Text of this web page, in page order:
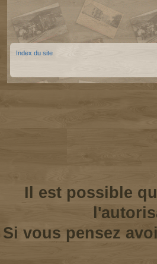
Index du site
Il est possible
Si vous pensez